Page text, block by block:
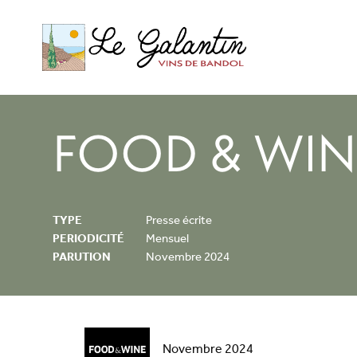
FOOD &
TYPE
Presse écrite
PERIODICITÉ
Mensuel
PARUTION
Novembre 2024
Novembre 2024